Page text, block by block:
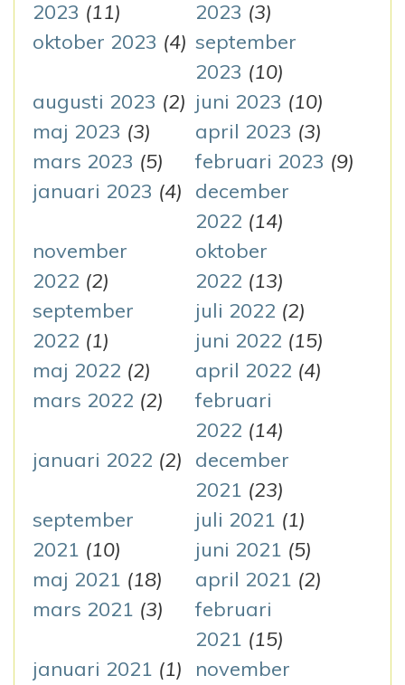
2023 (11) 2023 (3)
oktober 2023 (4) september
2023 (10)
augusti 2023 (2) juni 2023 (10)
maj 2023 (3) april 2023 (3)
mars 2023 (5) februari 2023 (9)
januari 2023 (4)
december
2022 (14)
november
2022 (2)
oktober
2022 (13)
september
2022 (1)
juli 2022 (2)
juni 2022 (15)
maj 2022 (2) april 2022 (4)
mars 2022 (2)
februari
2022 (14)
januari 2022 (2)
december
2021 (23)
september
2021 (10)
juli 2021 (1)
juni 2021 (5)
maj 2021 (18) april 2021 (2)
mars 2021 (3)
februari
2021 (15)
januari 2021 (1)
november